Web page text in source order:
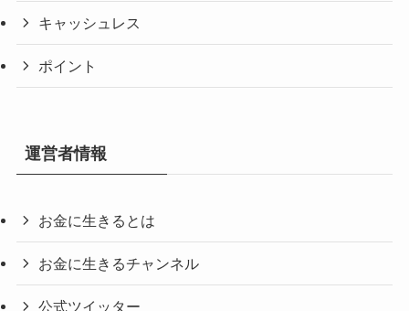
キャッシュレス
ポイント
運営者情報
お金に生きるとは
お金に生きるチャンネル
公式ツイッター